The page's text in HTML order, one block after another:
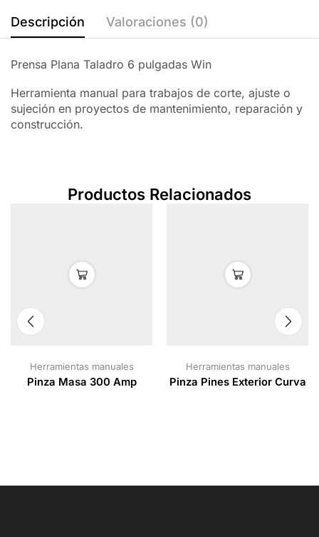
Descripción Valoraciones (0)
Prensa Plana Taladro 6 pulgadas Win
Herramienta manual para trabajos de corte, ajuste o
sujeción en proyectos de mantenimiento, reparación y
construcción.
Productos Relacionados
Herramientas manuales
Pinza Masa 300 Amp
Herramientas manuales
Pinza Pines Exterior Curva